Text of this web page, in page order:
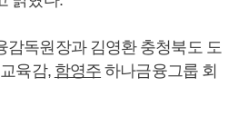
감독원장과 김영환 충청북도 도
육감, 함영주 하나금융그룹 회